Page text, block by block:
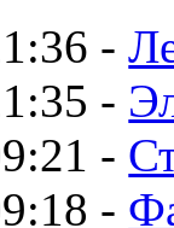
-
-
-
-